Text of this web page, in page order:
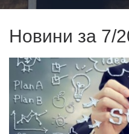
Новини за 7/